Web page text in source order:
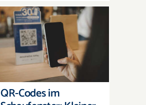
QR-Codes im
Schaufenster: Kleiner
Aufwand, großer Effekt
QR-Codes im